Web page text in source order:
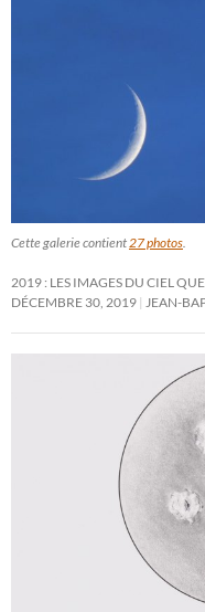
Cette galerie contient27 photos.
2019 : LES IMAGES DU CIEL
DÉCEMBRE 30, 2019 JEAN-